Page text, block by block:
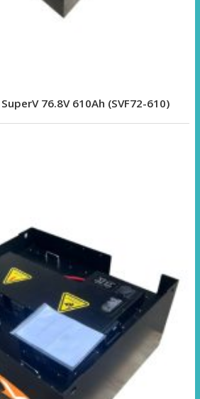
76.8V 610Ah (SVF72-610)